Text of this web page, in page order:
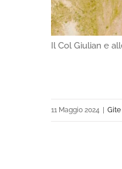
Il Col Giulian e
11 Maggio 2024 | Gite